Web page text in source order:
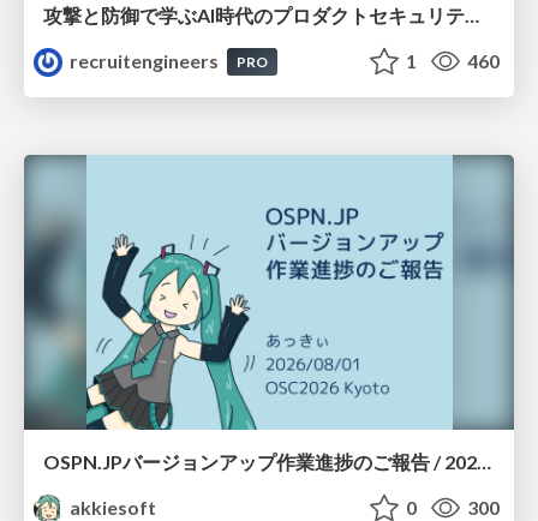
recruitengineers
PRO 1 460
OSPN.JPバージョンアップ作業進捗のご報告 / 20260801-osc26kyoto
akkiesoft
0 300